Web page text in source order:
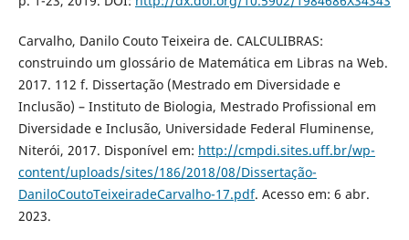
Carvalho, Danilo Couto Teixeira de. CALCULIBRAS:
construindo um glossário de Matemática em Libras na Web.
2017. 112 f. Dissertação (Mestrado em Diversidade e
Inclusão) – Instituto de Biologia, Mestrado Profissional em
Diversidade e Inclusão, Universidade Federal Fluminense,
Niterói, 2017. Disponível em: http://cmpdi.sites.uff.br/wp-
content/uploads/sites/186/2018/08/Dissertação-
DaniloCoutoTeixeiradeCarvalho-17.pdf. Acesso em: 6 abr.
2023.